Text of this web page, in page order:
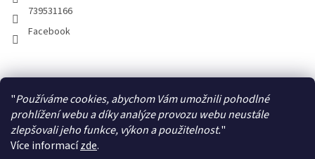
"Používáme cookies, abychom Vám umožnili pohodlné
prohlížení webu a díky analýze provozu webu neustále
zlepšovali jeho funkce, výkon a použitelnost."
Více informacízde.
739531166
Facebook